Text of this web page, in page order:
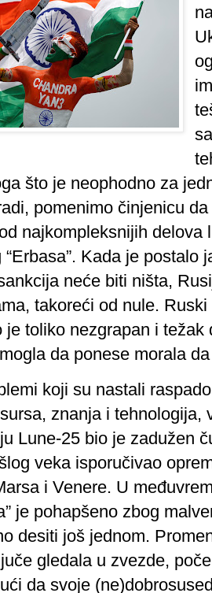
što je neophodno za
pomenimo činjenicu
najkompleksnijih
“Erbasa”. Kada je postalo
neće biti ništa,
takoreći od nule.
je toliko nezgrapan i
da ponese morala
koji su nastali
znanja i
Lune-25 bio je zadužen
veka isporučivao
i Venere. U
je pohapšeno zbog
desiti još jednom.
gledala u zvezde,
da svoje